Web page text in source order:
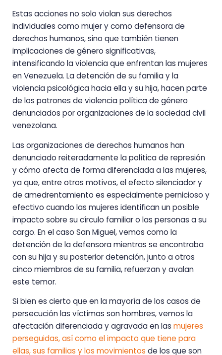
Estas acciones no solo violan sus derechos
individuales como mujer y como defensora de
derechos humanos, sino que también tienen
implicaciones de género significativas,
intensificando la violencia que enfrentan las mujeres
en Venezuela. La detención de su familia y la
violencia psicológica hacia ella y su hija, hacen parte
de los patrones de violencia política de género
denunciados por organizaciones de la sociedad civil
venezolana.
Las organizaciones de derechos humanos han
denunciado reiteradamente la política de represión
y cómo afecta de forma diferenciada a las mujeres,
ya que, entre otros motivos, el efecto silenciador y
de amedrentamiento es especialmente pernicioso y
efectivo cuando las mujeres identifican un posible
impacto sobre su círculo familiar o las personas a su
cargo. En el caso San Miguel, vemos como la
detención de la defensora mientras se encontraba
con su hija y su posterior detención, junto a otros
cinco miembros de su familia, refuerzan y avalan
este temor.
Si bien es cierto que en la mayoría de los casos de
persecución las víctimas son hombres, vemos la
afectación diferenciada y agravada en las mujeres
perseguidas, así como el impacto que tiene para
ellas, sus familias y los movimientos de los que son